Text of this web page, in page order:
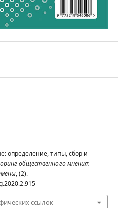
определение, типы, сбор и
общественного мнения:
, (2).
ссылок